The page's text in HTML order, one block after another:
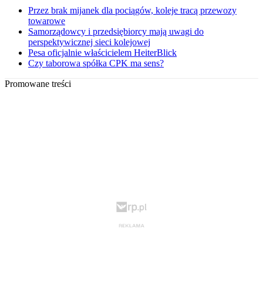
Przez brak mijanek dla pociągów, koleje tracą przewozy
towarowe
Samorządowcy i przedsiębiorcy mają uwagi do
perspektywicznej sieci kolejowej
Pesa oficjalnie właścicielem HeiterBlick
Czy taborowa spółka CPK ma sens?
Promowane treści